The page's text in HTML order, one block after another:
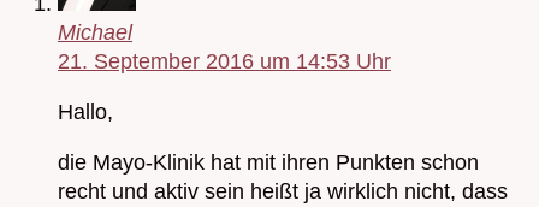
Michael
21. September 2016 um 14:53 Uhr
Hallo,
die Mayo-Klinik hat mit ihren Punkten schon
recht und aktiv sein heißt ja wirklich nicht, dass